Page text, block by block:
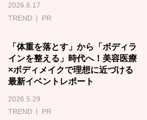
2026.6.17
TREND
PR
「体重を落とす」から「ボディラ
インを整える」時代へ！美容医療
×ボディメイクで理想に近づける
最新イベントレポート
2026.5.29
TREND
PR